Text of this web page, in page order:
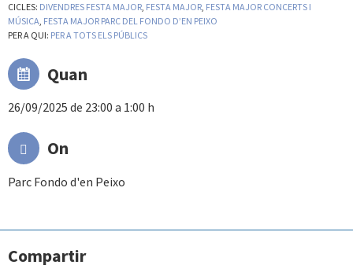
CICLES: DIVENDRES FESTA MAJOR, FESTA MAJOR, FESTA MAJOR CONCERTS I
MÚSICA, FESTA MAJOR PARC DEL FONDO D’EN PEIXO
PER A QUI: PER A TOTS ELS PÚBLICS
Quan
26/09/2025 de 23:00 a 1:00 h
On
Parc Fondo d'en Peixo
Compartir